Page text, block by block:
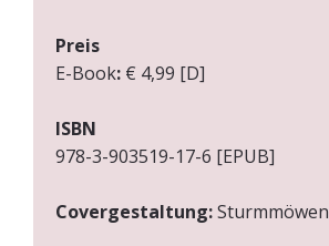
Preis
E-Book: € 4,99 [D]
ISBN
978-3-903519-17-6 [EPUB]
Covergestaltung:Sturmmöwen